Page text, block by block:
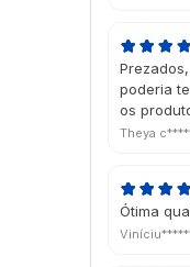
poderia
os
Theya
Ótima